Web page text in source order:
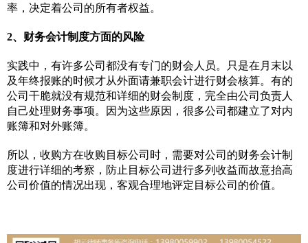
率，决定着公司的所有者权益。
2、财务会计制度方面的风险
实践中，有许多公司都没有专门的财会人员。只是在月末以
及年终报账的时候才从外面请兼职会计进行财会核算。有的
公司干脆就没有规范和详细的财会制度，完全由公司负责人
自己处理财务事项。因为这些原因，很多公司都建立了对内
账簿和对外账簿。
所以，收购方在收购目标公司时，需要对公司的财务会计制
度进行详细的考察，防止目标公司进行多列收益而故意抬高
公司价值的情况出现，客观合理地评定目标公司的价值。